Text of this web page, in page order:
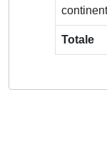
Totale